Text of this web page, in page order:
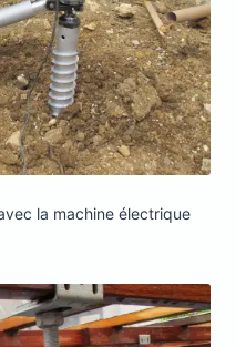
la machine électrique